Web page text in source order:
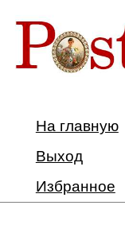
На главную
Выход
Избранное